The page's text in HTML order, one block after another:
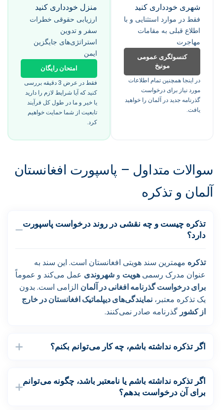
شهری خودداری کنید
فقط در موارد استثنایی و با
اطلاع قبلی به مقامات
مهاجرت
کنسولگری عمومی
مونیخ
در اینجا همچنین تمام اطلاعات
مورد نیاز برای درخواست
گذرنامه جدید در آلمان را خواهید
یافت.
منزل خودداری کنید
ارزیابی حقوقی خطرات
سفر و تدوین
استراتژی‌های جایگزین
ایمن
امتحان رایگان
فقط در عرض 3 دقیقه بررسی
کنید که آیا شرایط لازم را دارید
یا خیر و ما در طول کل فرآیند
تابعیت از شما حمایت خواهیم
کرد.
سوالات متداول – پاسپورت افغانستان
آلمان و تذکره
تذکره چیست و چه نقشی در روند درخواست پاسپورت
دارد؟
تذکره مهمترین سند هویتی افغانستان است. این سند به
عنوان مدرک رسمی هویت و شهروندی عمل می‌کند و عموماً
برای درخواست گذرنامه افغانی در آلمان الزامی است. بدون
یک تذکره معتبر، نمایندگی‌های دیپلماتیک افغانستان در خارج
از کشور گذرنامه صادر نمی‌کنند.
اگر تذکره نداشته باشم، چه کار می‌توانم بکنم؟
اگر تذکره نداشته باشم یا نامعتبر باشد، چگونه می‌توانم
برای آن درخواست بدهم؟